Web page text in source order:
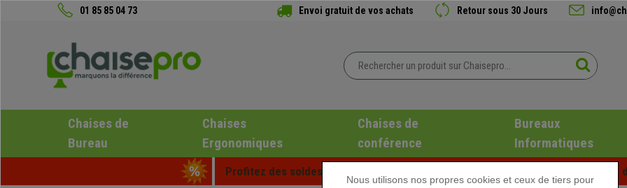
01 85 85 04 73 Envoi gratuit de vos achats Retour sous 30 Jours
Chaises de
Bureau
Chaises
Ergonomiques
Chaises de
conférence
Bureaux
Informatiques
Profitez des soldes d'été chez Chaisepro ! Des réductions exclusives pour une
Nous utilisons nos propres cookies et ceux de tiers pour